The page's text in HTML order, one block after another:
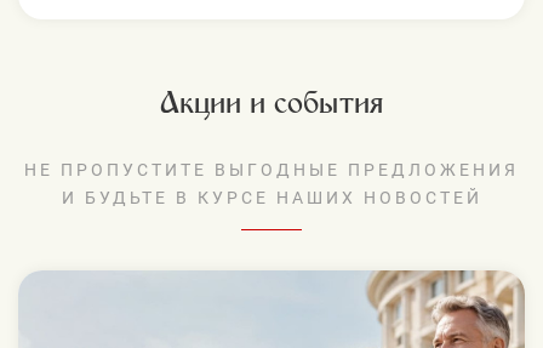
Акции и события
НЕ ПРОПУСТИТЕ ВЫГОДНЫЕ ПРЕДЛОЖЕНИЯ
И БУДЬТЕ В КУРСЕ НАШИХ НОВОСТЕЙ